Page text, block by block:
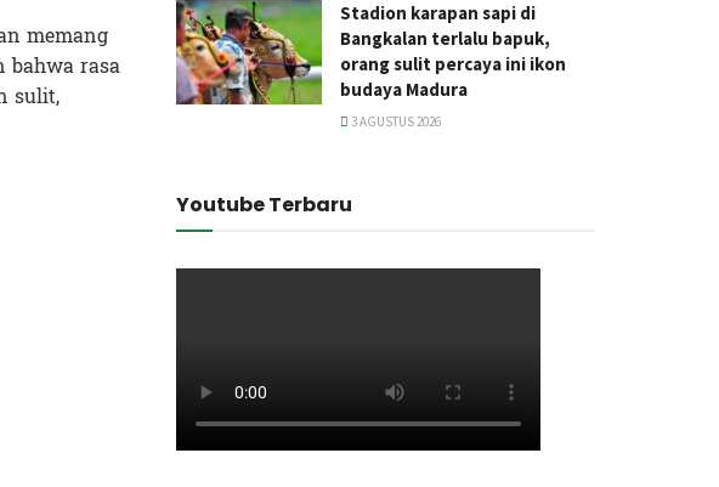
memang
bahwa rasa
sulit,
Stadion karapan sapi di
Bangkalan terlalu bapuk,
orang sulit percaya ini ikon
budaya Madura
3 AGUSTUS 2026
Youtube Terbaru